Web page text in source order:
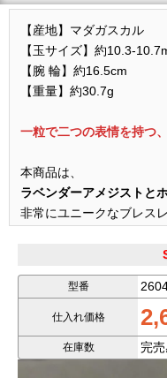
【産地】マダガスカル
【玉サイズ】約10.3-
【腕 輪】約16.5cm
【重量】約30.7g
一粒で二つの表情を持つ
本商品は、
ラベンダーアメジストと
非常にユニークなブレス
ラベンダーカラーと、
やわらかく透明感のある
ホワイトカラー
が共存し
一粒ごとに“半分ずつ異な
型番
仕入れ価格
在庫数 完